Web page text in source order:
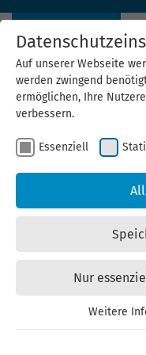
15.06.2026
Thüringens
ThEGA und
Thüringer Regionen
erhalten per Brief
Auf unserer Webseite
werden zwingend
ermöglichen, Ihre
verbessern.
Essenziell
Nur
Essenzielle Cookies
Weitere